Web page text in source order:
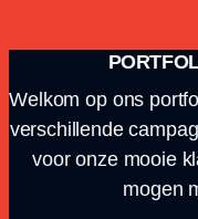
Welkom op ons
verschillende
voor onze mooie
mogen